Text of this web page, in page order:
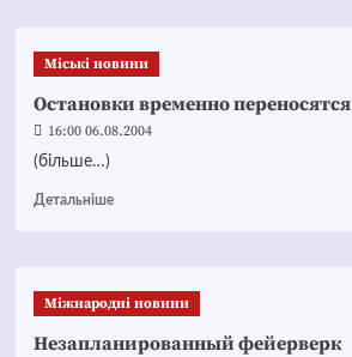
Mіські новини
Остановки временно переносятся
16:00 06.08.2004
(більше…)
Детальніше
Міжнародні новини
Незапланированный фейерверк